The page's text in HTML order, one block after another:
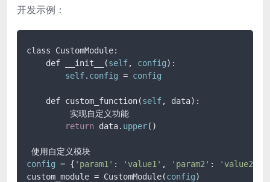
开发示例：
class CustomModule:
    def __init__(
self, config):
self. config = config
    def custom_function(
self, data):
         实现自定义功能
return data. upper()
config = { 'param1' : 'value1' , 'param2' : 'value2'
custom_module = CustomModule(config)